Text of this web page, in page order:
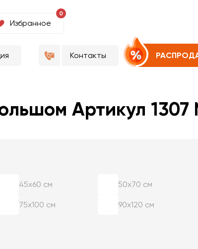
0
Избранное
Контакты
Артикул
45х60 см 50х70 см
75х100 см 90х120 см